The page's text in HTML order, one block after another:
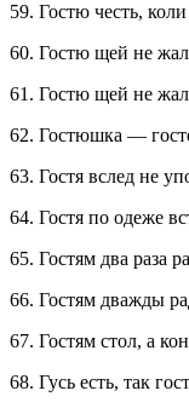
59. Гостю честь, коли
60. Гостю щей не
61. Гостю щей не
62. Гостюшка —
63. Гостя вслед не
64. Гостя по одеже
65. Гостям два раза
66. Гостям дважды
67. Гостям стол, а
68. Гусь есть, так